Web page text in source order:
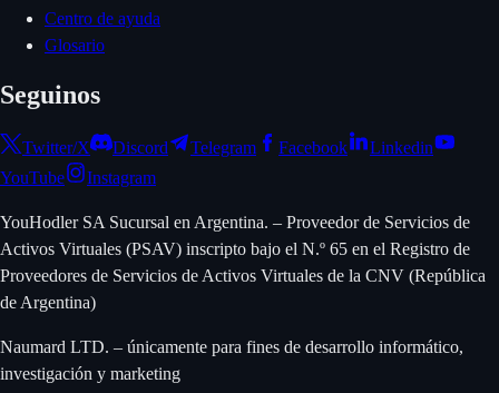
Centro de ayuda
Glosario
Seguinos
Twitter/X Discord Telegram Facebook
Linkedin
YouTube
Instagram
YouHodler SA Sucursal en Argentina. – Proveedor de Servicios de
Activos Virtuales (PSAV) inscripto bajo el N.º 65 en el Registro de
Proveedores de Servicios de Activos Virtuales de la CNV (República
de Argentina)
Naumard LTD. – únicamente para fines de desarrollo informático,
investigación y marketing